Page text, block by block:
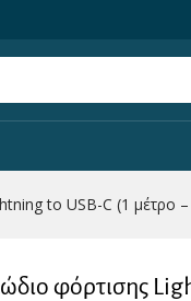
to USB-C (1 μέτρο
φόρτισης